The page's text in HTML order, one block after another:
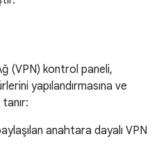
(VPN) kontrol paneli,
yapılandırmasına ve
anahtara dayalı VPN